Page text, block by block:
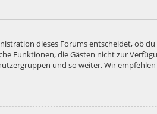
dieses Forums entscheidet, ob
Funktionen, die Gästen nicht zur
und so weiter. Wir